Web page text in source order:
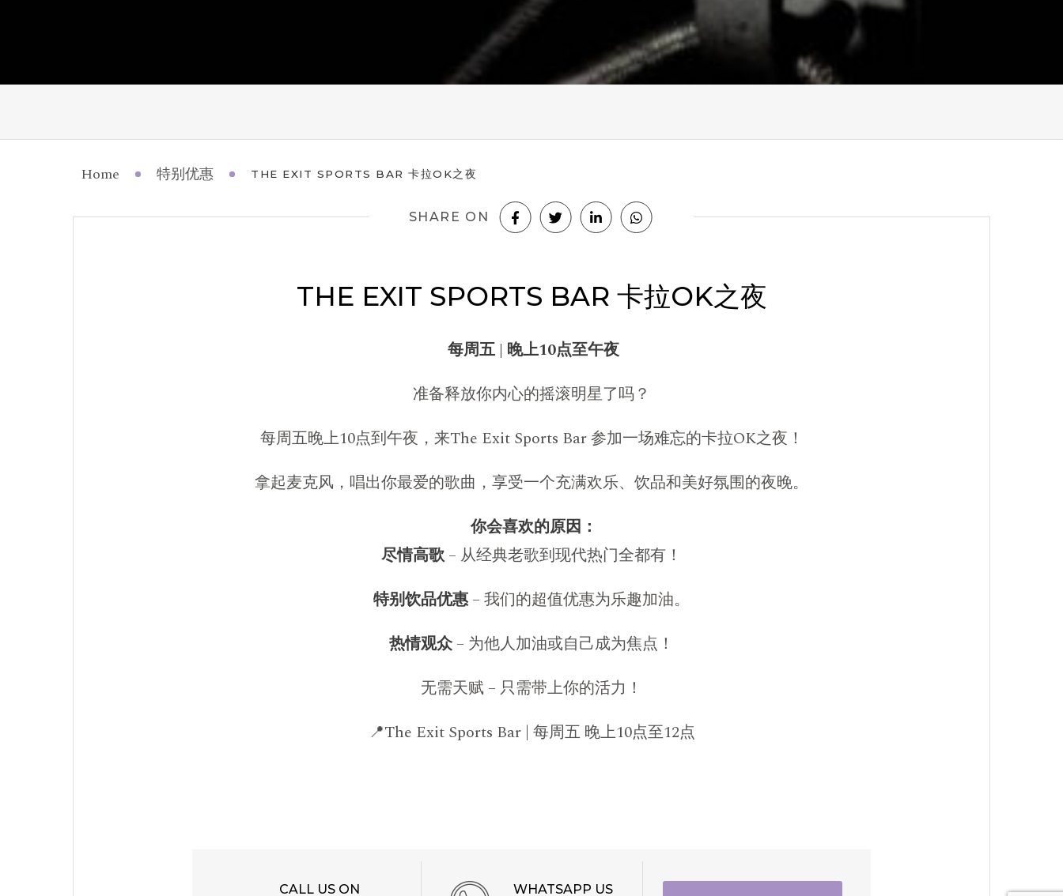
Home 特别优惠 THE EXIT SPORTS BAR 卡拉OK之夜
SHARE ON
THE EXIT SPORTS BAR 卡拉OK之夜
每周五 | 晚上10点至午夜
准备释放你内心的摇滚明星了吗？
每周五晚上10点到午夜，来The Exit Sports Bar 参加一场难忘的卡拉OK之夜！
拿起麦克风，唱出你最爱的歌曲，享受一个充满欢乐、饮品和美好氛围的夜晚。
你会喜欢的原因：
尽情高歌– 从经典老歌到现代热门全都有！
特别饮品优惠– 我们的超值优惠为乐趣加油。
热情观众– 为他人加油或自己成为焦点！
无需天赋 – 只需带上你的活力！
📍The Exit Sports Bar | 每周五 晚上10点至12点
CALL US ON WHATSAPP US